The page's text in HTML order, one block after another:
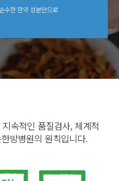
수한 한약 성분만으로
속적인 품질검사, 체계적
방병원의 원칙입니다.